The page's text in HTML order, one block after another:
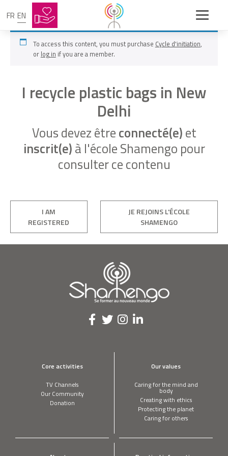
FR EN
To access this content, you must purchase Cycle d'initiation,
or log in if you are a member.
I recycle plastic bags in New
Delhi
Vous devez êtreconnecté(e)et
inscrit(e)à l'école Shamengo pour
consulter ce contenu
I AM
REGISTERED
JE REJOINS L'ÉCOLE
SHAMENGO
Core activities
TV Channels
Our Community
Donation
Our values
Caring for the mind and
body
Creating with ethics
Protecting the planet
Caring for others